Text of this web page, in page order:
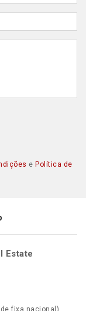
e Política de
Estate
fixa nacional)